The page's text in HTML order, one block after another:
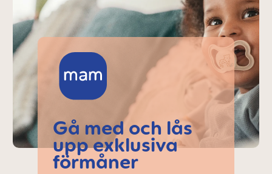
Gå med och lås
upp exklusiva
förmåner